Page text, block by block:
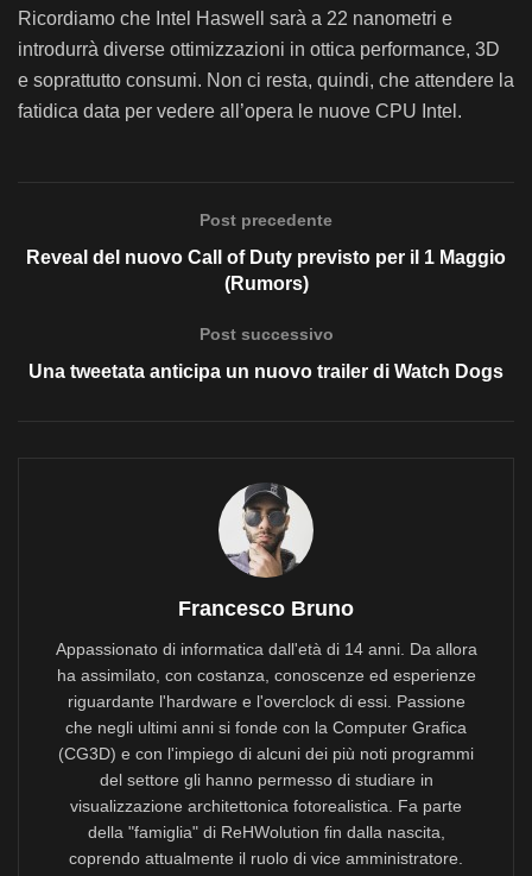
Ricordiamo che Intel Haswell sarà a 22 nanometri e
introdurrà diverse ottimizzazioni in ottica performance, 3D
e soprattutto consumi. Non ci resta, quindi, che attendere la
fatidica data per vedere all’opera le nuove CPU Intel.
Post precedente
Reveal del nuovo Call of Duty previsto per il 1 Maggio
(Rumors)
Post successivo
Una tweetata anticipa un nuovo trailer di Watch Dogs
Francesco Bruno
Appassionato di informatica dall'età di 14 anni. Da allora
ha assimilato, con costanza, conoscenze ed esperienze
riguardante l'hardware e l'overclock di essi. Passione
che negli ultimi anni si fonde con la Computer Grafica
(CG3D) e con l'impiego di alcuni dei più noti programmi
del settore gli hanno permesso di studiare in
visualizzazione architettonica fotorealistica. Fa parte
della "famiglia" di ReHWolution fin dalla nascita,
coprendo attualmente il ruolo di vice amministratore.